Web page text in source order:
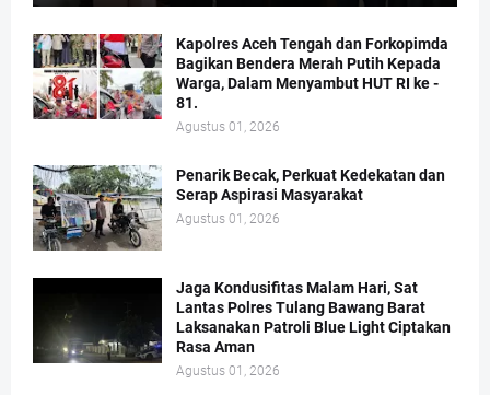
Kapolres Aceh Tengah dan Forkopimda
Bagikan Bendera Merah Putih Kepada
Warga, Dalam Menyambut HUT RI ke -
81.
Agustus 01, 2026
Penarik Becak, Perkuat Kedekatan dan
Serap Aspirasi Masyarakat
Agustus 01, 2026
Jaga Kondusifitas Malam Hari, Sat
Lantas Polres Tulang Bawang Barat
Laksanakan Patroli Blue Light Ciptakan
Rasa Aman
Agustus 01, 2026